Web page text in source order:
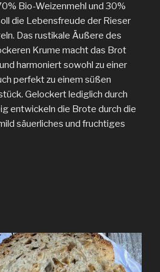
Bio-Weizenmehl und 30%
die Lebensfreude der Rieser
Das rustikale Äußere des
Krume macht das Brot
harmoniert sowohl zu einer
perfekt zu einem süßen
Gelockert lediglich durch
entwickeln die Brote durch die
säuerliches und fruchtiges